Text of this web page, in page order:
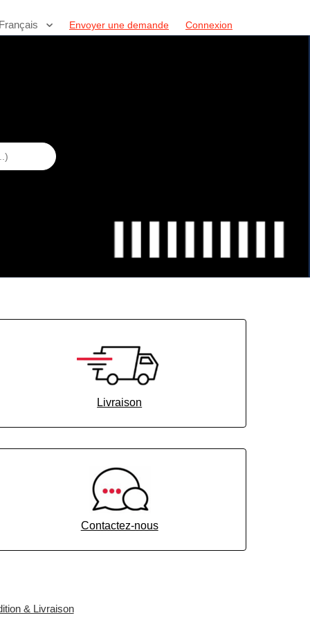
Envoyer une demande Connexion
Livraison
Contactez-nous
& Livraison